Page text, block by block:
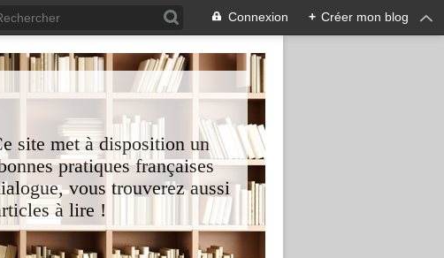
Connexion + Créer mon blog
site met à disposition un
pratiques françaises
vous trouverez aussi
à lire !